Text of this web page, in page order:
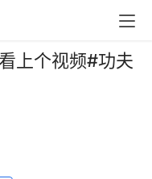
上个视频#功夫